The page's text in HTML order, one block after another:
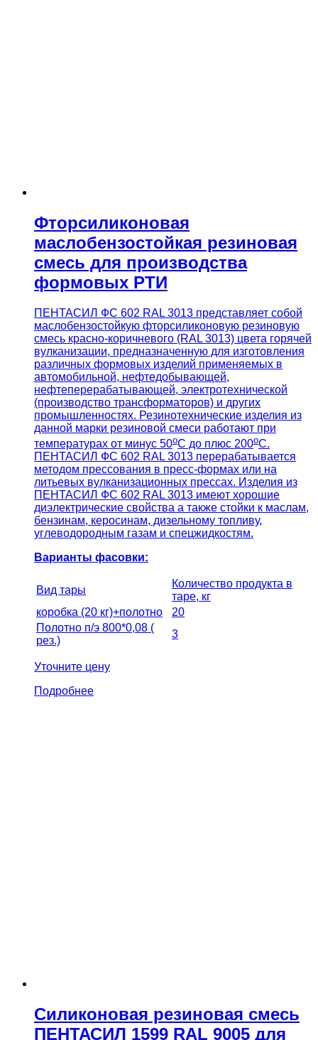
Фторсиликоновая
маслобензостойкая резиновая
смесь для производства
формовых РТИ
ПЕНТАСИЛ ФС 602 RAL 3013 представляет собой
маслобензостойкую фторсиликоновую резиновую
смесь красно-коричневого (RAL 3013) цвета горячей
вулканизации, предназначенную для изготовления
различных формовых изделий применяемых в
автомобильной, нефтедобывающей,
нефтеперерабатывающей, электротехнической
(производство трансформаторов) и других
промышленностях. Резинотехнические изделия из
данной марки резиновой смеси работают при
температурах от минус 50оС до плюс 200оС.
ПЕНТАСИЛ ФС 602 RAL 3013 перерабатывается
методом прессования в пресс-формах или на
литьевых вулканизационных прессах. Изделия из
ПЕНТАСИЛ ФС 602 RAL 3013 имеют хорошие
диэлектрические свойства а также стойки к маслам,
бензинам, керосинам, дизельному топливу,
углеводородным газам и спецжидкостям.
Варианты фасовки:
Вид тары
Количество продукта в
таре, кг
коробка (20 кг)+полотно
20
Полотно п/э 800*0,08 (
рез.)
3
Уточните цену
Подробнее
Силиконовая резиновая смесь
ПЕНТАСИЛ 1599 RAL 9005 для